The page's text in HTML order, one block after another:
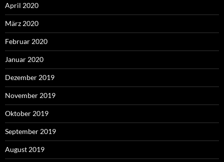
April 2020
März 2020
Februar 2020
Januar 2020
Dezember 2019
November 2019
Oktober 2019
September 2019
August 2019